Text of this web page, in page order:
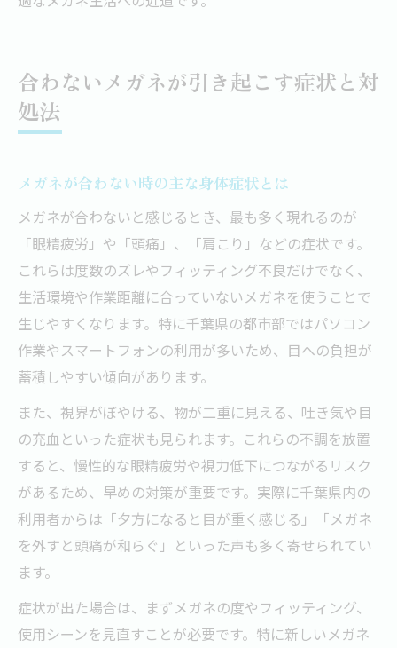
合わないメガネが引き起こす症状と対
処法
メガネが合わない時の主な身体症状とは
メガネが合わないと感じるとき、最も多く現れるのが
「眼精疲労」や「頭痛」、「肩こり」などの症状です。
これらは度数のズレやフィッティング不良だけでなく、
生活環境や作業距離に合っていないメガネを使うことで
生じやすくなります。特に千葉県の都市部ではパソコン
作業やスマートフォンの利用が多いため、目への負担が
蓄積しやすい傾向があります。
また、視界がぼやける、物が二重に見える、吐き気や目
の充血といった症状も見られます。これらの不調を放置
すると、慢性的な眼精疲労や視力低下につながるリスク
があるため、早めの対策が重要です。実際に千葉県内の
利用者からは「夕方になると目が重く感じる」「メガネ
を外すと頭痛が和らぐ」といった声も多く寄せられてい
ます。
症状が出た場合は、まずメガネの度やフィッティング、
使用シーンを見直すことが必要です。特に新しいメガネ